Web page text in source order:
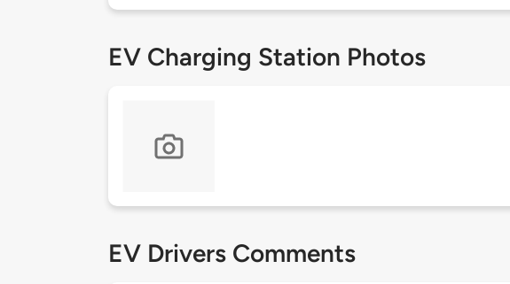
EV Charging Station Photos
EV Drivers Comments